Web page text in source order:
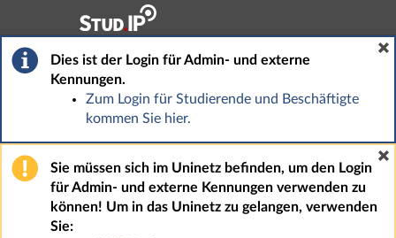
Hauptnavigation
Fußzeile
Dies ist der Login für Admin- und externe
Kennungen.
Zum Login für Studierende und Beschäftigte
kommen Sie hier.
Sie müssen sich im Uninetz befinden, um den Login
für Admin- und externe Kennungen verwenden zu
können! Um in das Uninetz zu gelangen, verwenden
Sie: